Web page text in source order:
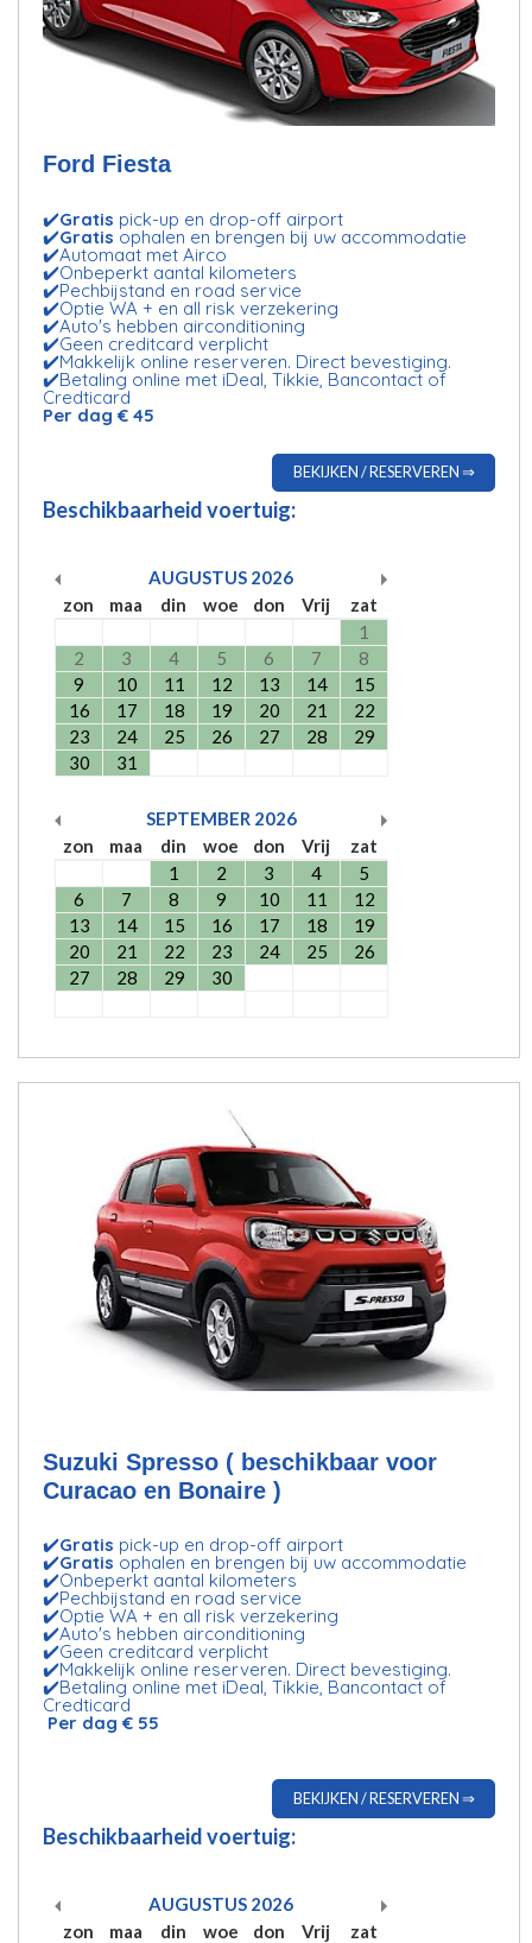
Ford Fiesta
✔️Gratis pick-up en drop-off airport
✔️Gratis ophalen en brengen bij uw accommodatie
✔️Automaat met Airco
✔️Onbeperkt aantal kilometers
✔️Pechbijstand en road service
✔️Optie WA + en all risk verzekering
✔️Auto's hebben airconditioning
✔️Geen creditcard verplicht
✔️Makkelijk online reserveren. Direct bevestiging.
✔️Betaling online met iDeal, Tikkie, Bancontact of
Credticard
Per dag € 45
BEKIJKEN / RESERVEREN ⇒
Beschikbaarheid voertuig:
AUGUSTUS 2026
zon
maa din woe don Vrij
zat
1
2
3 4 5 6 7
8
9
10 11 12 13 14
15
16
17 18 19 20 21
22
23
24 25 26 27 28
29
30
31
SEPTEMBER 2026
zon
maa din woe don Vrij
zat
1
2 3 4
5
6
7 8 9 10 11
12
13
14 15 16 17 18
19
20
21 22 23 24 25
26
27
28 29 30
Suzuki Spresso ( beschikbaar voor
Curacao en Bonaire )
✔️Gratis pick-up en drop-off airport
✔️Gratis ophalen en brengen bij uw accommodatie
✔️Onbeperkt aantal kilometers
✔️Pechbijstand en road service
✔️Optie WA + en all risk verzekering
✔️Auto's hebben airconditioning
✔️Geen creditcard verplicht
✔️Makkelijk online reserveren. Direct bevestiging.
✔️Betaling online met iDeal, Tikkie, Bancontact of
Credticard
Per dag € 55
BEKIJKEN / RESERVEREN ⇒
Beschikbaarheid voertuig:
AUGUSTUS 2026
zon
maa din woe don Vrij
zat